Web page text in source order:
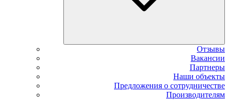
Отзывы
Вакансии
Партнеры
Наши объекты
Предложения о сотрудничестве
Производителям